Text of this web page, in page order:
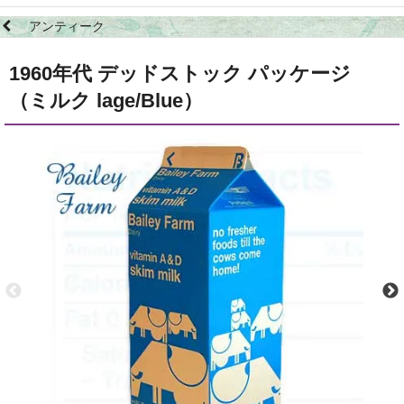
アンティーク
1960年代 デッドストック パッケージ
（ミルク lage/Blue）